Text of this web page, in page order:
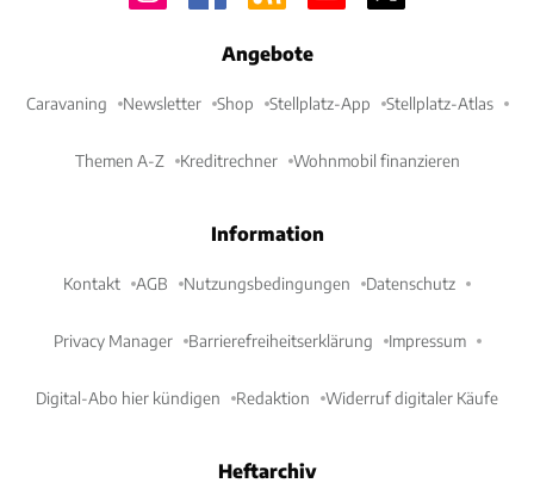
Angebote
Caravaning Newsletter Shop Stellplatz-App Stellplatz-Atlas
Themen A-Z Kreditrechner Wohnmobil finanzieren
Information
Kontakt AGB Nutzungsbedingungen Datenschutz
Privacy Manager Barrierefreiheitserklärung Impressum
Digital-Abo hier kündigen Redaktion Widerruf digitaler Käufe
Heftarchiv